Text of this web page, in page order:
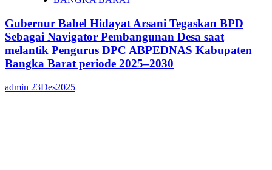
Gubernur Babel Hidayat Arsani Tegaskan BPD
Sebagai Navigator Pembangunan Desa saat
melantik Pengurus DPC ABPEDNAS Kabupaten
Bangka Barat periode 2025–2030
admin 23Des2025